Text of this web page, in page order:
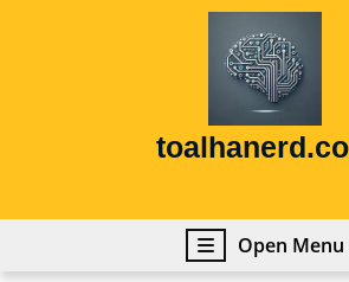
Open Menu